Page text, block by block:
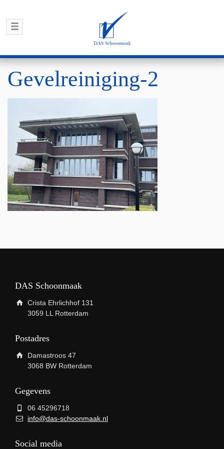
Gevelreiniging-2
DAS Schoonmaak
Crista Ehrlichhof 131
3059 LL Rotterdam
Postadres
Damastroos 47
3068 BW Rotterdam
Gegevens
06 45296718
info@das-schoonmaak.nl
Social media